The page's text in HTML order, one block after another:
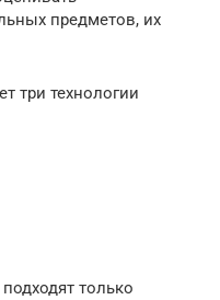
предметов, их
три технологии
только